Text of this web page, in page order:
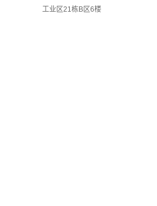
工业区21栋B区6楼